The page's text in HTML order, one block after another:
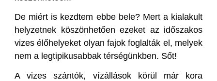
De miért is kezdtem ebbe bele? Mert a kialakult
helyzetnek köszönhetően ezeket az időszakos
vizes élőhelyeket olyan fajok foglalták el, melyek
nem a legtipikusabbak térségünkben. Sőt!
A vizes szántók, vízállások körül már kora